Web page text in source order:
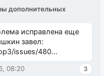
дополнительных
исправлена еще
завел:
issues/480
issues/481Исправим
08:20 3